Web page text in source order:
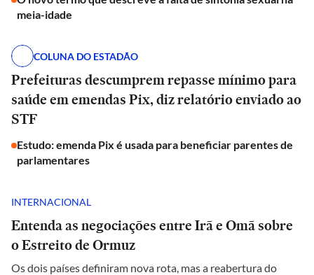
meia-idade
COLUNA DO ESTADÃO
Prefeituras descumprem repasse mínimo para
saúde em emendas Pix, diz relatório enviado ao
STF
Estudo: emenda Pix é usada para beneficiar parentes de
parlamentares
INTERNACIONAL
Entenda as negociações entre Irã e Omã sobre
o Estreito de Ormuz
Os dois países definiram nova rota, mas a reabertura do